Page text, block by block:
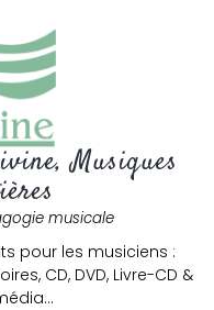
Musiques
musicale
pour les musiciens :
CD, DVD, Livre-CD &